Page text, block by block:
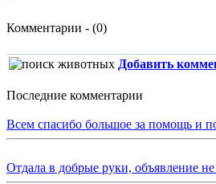
Комментарии - (0)
Добавить
Последние комментарии
Всем спасибо большое за помощь и
Отдала в добрые руки, объявление не